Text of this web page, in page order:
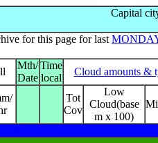
Capital
for this page for last
Mth/
Date
Time
local
Cloud amounts &
Tot
Cov
Low
Cloud(base
m x 100)